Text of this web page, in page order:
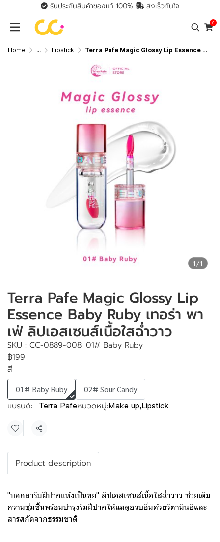
รับประกันสินค้าของแท้ 100% ส่งเร็วทันใจ
0
Home ... Lipstick Terra Pafe Magic Glossy Lip Essence Baby Ruby เทอร่า พาเฟ่ ลิปเอสเซนส์เนื้อใสฉ่ำวาว
1/1
Terra Pafe Magic Glossy Lip
Essence Baby Ruby เทอร่า พา
เฟ่ ลิปเอสเซนส์เนื้อใสฉ่ำวาว
SKU : CC-0889-008 01# Baby Ruby
฿199
สี
01# Baby Ruby 02# Sour Candy
แบรนด์: Terra Pafeหมวดหมู่:Make up,Lipstick
แชร์
Product description
"บอกลาริมฝีปากแห้งเป็นขุย" ลิปเอสเซนส์เนื้อใสฉ่ำวาว ช่วยเติม
ความชุ่มชื้นพร้อมบำรุงริมฝีปากให้แลดูอวบอิ่มด้วยวิตามินอีและ
สารสกัดจากธรรมชาติ